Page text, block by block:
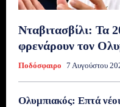
Νταβιτασβίλι: Τα
φρενάρουν τον
Ποδόσφαιρο 7 Αυγούστου
Ολυμπιακός: Επτά